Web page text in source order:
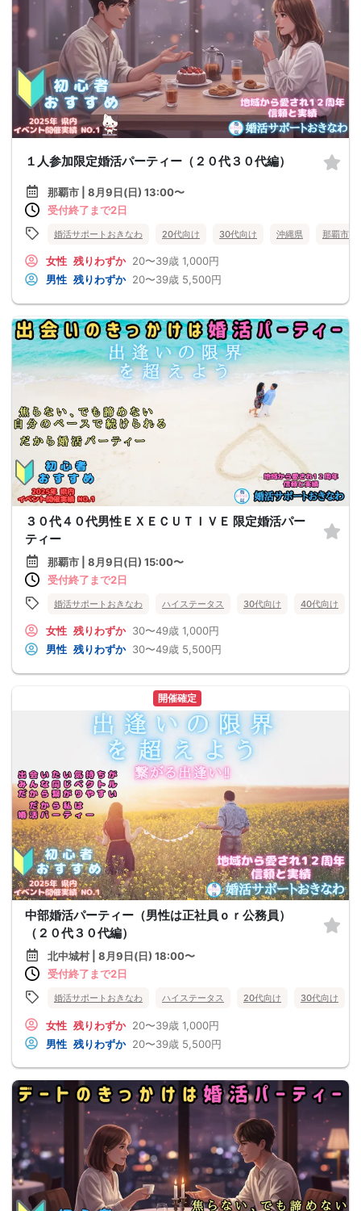
１人参加限定婚活パーティー（２０代３０代編）
那覇市 | 8月9日(日) 13:00〜
受付終了まで2日
婚活サポートおきなわ 20代向け 30代向け 沖縄県 那覇市
女性 残りわずか 20〜39歳 1,000円
男性 残りわずか 20〜39歳 5,500円
３０代４０代男性ＥＸＥＣＵＴＩＶＥ 限定婚活パー
ティー
那覇市 | 8月9日(日) 15:00〜
受付終了まで2日
婚活サポートおきなわ ハイステータス 30代向け 40代向け
女性 残りわずか 30〜49歳 1,000円
男性 残りわずか 30〜49歳 5,500円
開催確定
中部婚活パーティー（男性は正社員ｏｒ公務員）
（２０代３０代編）
北中城村 | 8月9日(日) 18:00〜
受付終了まで2日
婚活サポートおきなわ ハイステータス 20代向け 30代向け
女性 残りわずか 20〜39歳 1,000円
男性 残りわずか 20〜39歳 5,500円